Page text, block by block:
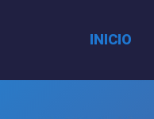
INICIO